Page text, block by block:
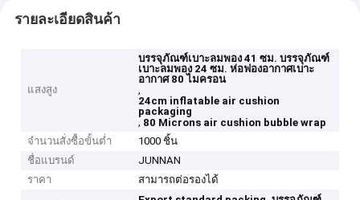
รายละเอียดสินค้า
แสงสูง
บรรจุภัณฑ์เบาะลมพอง 41 ซม. บรรจุภัณฑ์
เบาะลมพอง 24 ซม. ห่อฟองอากาศเบาะ
อากาศ 80 ไมครอน
,
24cm inflatable air cushion
packaging
, 80 Microns air cushion bubble wrap
จำนวนสั่งซื้อขั้นต่ำ
1000 ชิ้น
ชื่อแบรนด์
JUNNAN
ราคา
สามารถต่อรองได้